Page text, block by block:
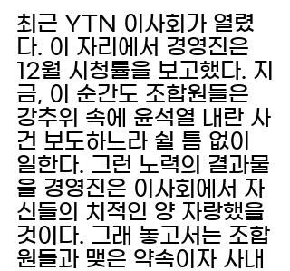
최근 YTN 이사회가 열렸
다. 이 자리에서 경영진은
12월 시청률을 보고했다. 지
금, 이 순간도 조합원들은
강추위 속에 윤석열 내란 사
건 보도하느라 쉴 틈 없이
일한다. 그런 노력의 결과물
을 경영진은 이사회에서 자
신들의 치적인 양 자랑했을
것이다. 그래 놓고서는 조합
원들과 맺은 약속이자 사내